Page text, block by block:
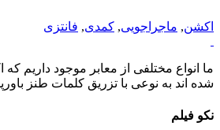
اکشن, ماجراجویی, کمدی, فانتزی
ما انواع مختلفی از معابر موجود داریم که
شده اند به نوعی با تزریق کلمات طنز
نکو فیلم